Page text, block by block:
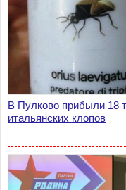
В Пулково прибыли 18
итальянских клопов